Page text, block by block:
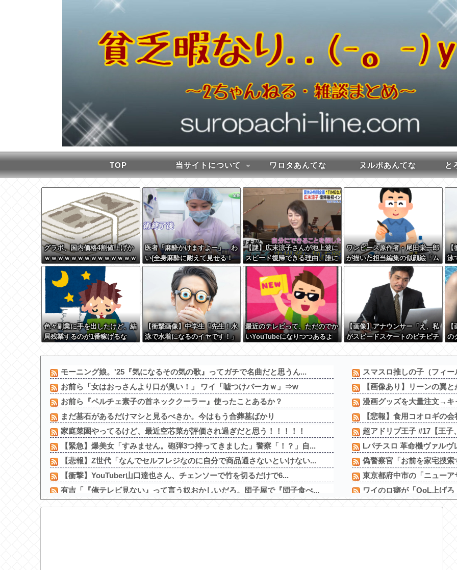
TOP 当サイトについて ワロタあんてな ヌルポあんてな と
グラボ、国内価格4割値上げか
ｗｗｗｗｗｗｗｗｗｗｗｗｗｗ
ｗｗ
医者「麻酔かけますよー」 わ
い(全身麻酔に耐えて見せる！
うおおおおおお！！！！)
【謎】広末涼子さんが地上波に
スピード復帰できる理由、誰に
も分からない・・・
ワンピース原作者・尾田栄一郎
が描いた担当編集の似顔絵「ム
ダに東大卒」
【
泳
先
の
色々副業に手を出したけど、結
局残業するのが1番稼げるな
【衝撃画像】中学生「先生！水
泳で水着になるのイヤです！」
の『こう』なってしまうw w w
w w w w
最近のテレビって、ただのでか
いYouTubeになりつつあるよ
【画像】アナウンサー「え、私
がスピードスケートのピチピチ
ﾑﾁｨ！！」←これはお前らに刺
さるやろw w w w w w w w
【
の
モーニング娘。'25『気になるその気の歌』ってガチで名曲だと思うん...
お前ら「女はおっさんより口が臭い！」 ワイ「嘘つけバーカｗ」⇒w
お前ら『ペルチェ素子の首ネッククーラー』使ったことあるか？
まだ墓石があるだけマシと見るべきか。今はもう合葬墓ばかり
家庭菜園やってるけど、最近空芯菜が評価され過ぎだと思う！！！！！
【緊急】爆美女「すみません。砲弾3つ持ってきました」警察「！？」自...
【悲報】Z世代「なんでセルフレジなのに自分で商品通さないといけない...
【衝撃】YouTuber山口達也さん、チェンソーで竹を切るだけで6...
有吉「『俺テレビ見ない』って言う奴おかしいだろ。団子屋で『団子食べ...
【画像】 JK「パンツ見ないでください！」⇒ｗｗ
スマスロ推しの子（フィー
【画像あり】リーンの翼
漫画グッズを大量注文→キ
【悲報】食用コオロギの
超アドリブ王子 #17【王
Lパチスロ 革命機ヴァルヴ
偽警察官「お前を家宅捜
東京都府中市の「ニュー
ワイのロ癖が「QoL上げ
【速報】農家、キレる「